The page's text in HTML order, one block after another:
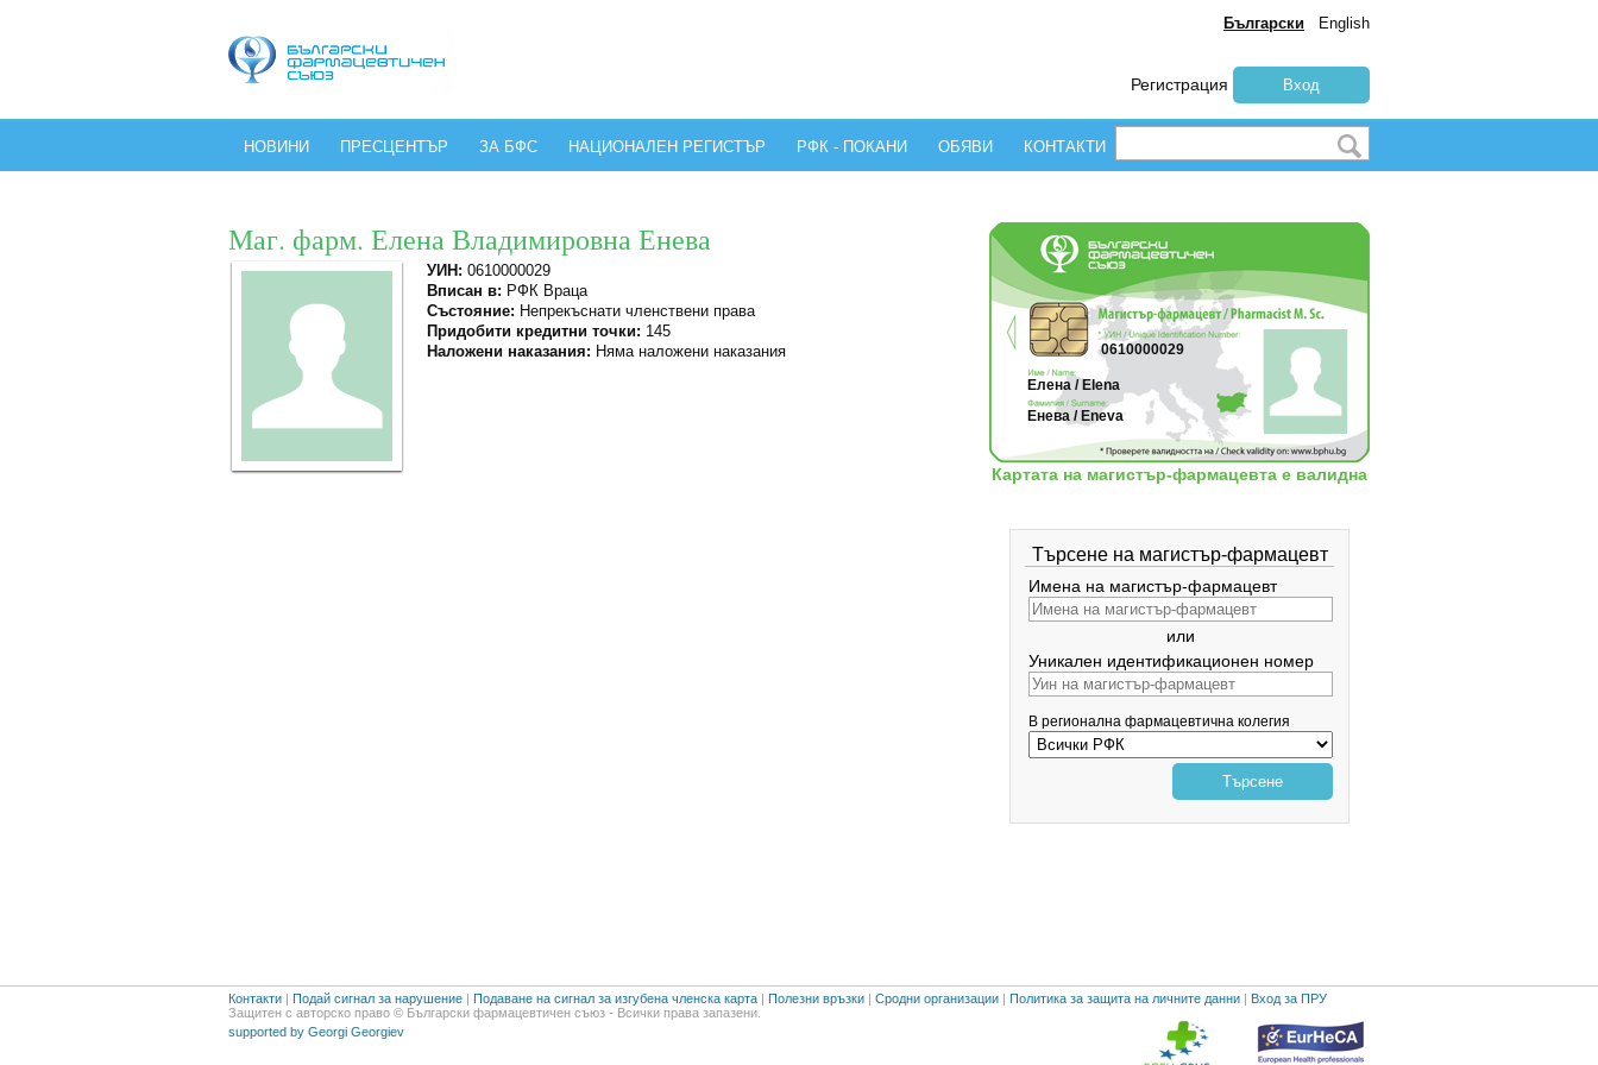
Български English
Регистрация Вход
НОВИНИ ПРЕСЦЕНТЪР ЗА БФС НАЦИОНАЛЕН РЕГИСТЪР РФК - ПОКАНИ ОБЯВИ КОНТАКТИ
Маг. фарм. Елена Владимировна Енева
УИН: 0610000029
Вписан в: РФК Враца
Състояние: Непрекъснати членствени права
Придобити кредитни точки: 145
Наложени наказания: Няма наложени наказания 0610000029
Елена / Elena
Енева / Eneva
Картата на магистър-фармацевта е валидна
Търсене на магистър-фармацевт
Имена на магистър-фармацевт
или
Уникален идентификационен номер
В регионална фармацевтична колегия
Търсене
Контакти | Подай сигнал за нарушение | Подаване на сигнал за изгубена членска карта | Полезни връзки | Сродни организации | Политика за защита на личните данни | Вход за ПРУ
Защитен с авторско право © Български фармацевтичен съюз - Всички права запазени.
supported by Georgi Georgiev